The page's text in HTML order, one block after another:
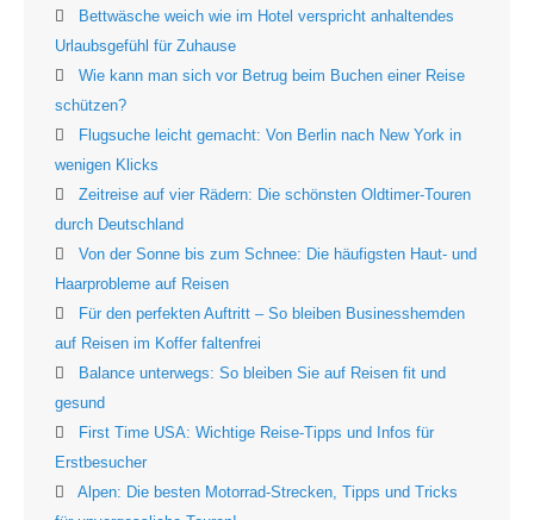
Bettwäsche weich wie im Hotel verspricht anhaltendes
Urlaubsgefühl für Zuhause
Wie kann man sich vor Betrug beim Buchen einer Reise
schützen?
Flugsuche leicht gemacht: Von Berlin nach New York in
wenigen Klicks
Zeitreise auf vier Rädern: Die schönsten Oldtimer-Touren
durch Deutschland
Von der Sonne bis zum Schnee: Die häufigsten Haut- und
Haarprobleme auf Reisen
Für den perfekten Auftritt – So bleiben Businesshemden
auf Reisen im Koffer faltenfrei
Balance unterwegs: So bleiben Sie auf Reisen fit und
gesund
First Time USA: Wichtige Reise-Tipps und Infos für
Erstbesucher
Alpen: Die besten Motorrad-Strecken, Tipps und Tricks